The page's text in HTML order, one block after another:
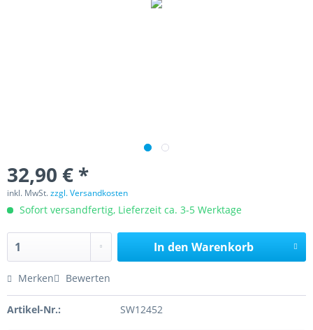
32,90 € *
inkl. MwSt.zzgl. Versandkosten
Sofort versandfertig, Lieferzeit ca. 3-5 Werktage
In den Warenkorb
Merken Bewerten
Artikel-Nr.: SW12452